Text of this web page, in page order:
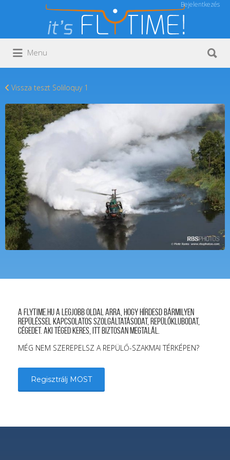
Bejelentkezés
Keresés:
Menu
Vissza teszt Soliloquy 1
A FLYTIME.HU a legjobb oldal arra, hogy hírdesd bármilyen
repüléssel kapcsolatos szolgáltatásodat, repülőklubodat,
cégedet. Aki téged keres, itt biztosan megtalál.
MÉG NEM SZEREPELSZ A REPÜLŐ-SZAKMAI TÉRKÉPEN?
Regisztrálj MOST